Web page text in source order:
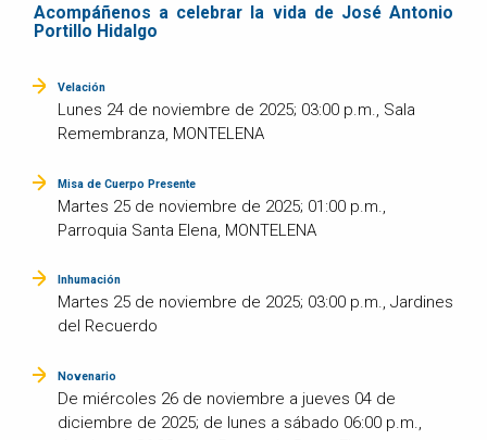
Acompáñenos a celebrar la vida de José Antonio
Portillo Hidalgo
Velación
Lunes 24 de noviembre de 2025; 03:00 p.m., Sala
Remembranza, MONTELENA
Misa de Cuerpo Presente
Martes 25 de noviembre de 2025; 01:00 p.m.,
Parroquia Santa Elena, MONTELENA
Inhumación
Martes 25 de noviembre de 2025; 03:00 p.m., Jardines
del Recuerdo
Novenario
De miércoles 26 de noviembre a jueves 04 de
diciembre de 2025; de lunes a sábado 06:00 p.m.,